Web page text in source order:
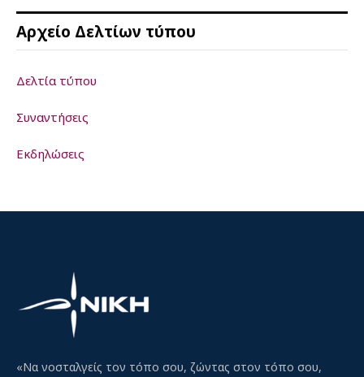
Αρχείο Δελτίων τύπου
Δελτία τύπου
Συναντήσεις
Εκδηλώσεις
«Να νοσταλγείς τον τόπο σου, ζώντας στον τόπο σου,